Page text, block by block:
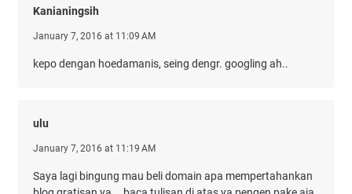
Kanianingsih
January 7, 2016 at 11:09 AM
kepo dengan hoedamanis, seing dengr. googling ah..
ulu
January 7, 2016 at 11:19 AM
Saya lagi bingung mau beli domain apa mempertahankan